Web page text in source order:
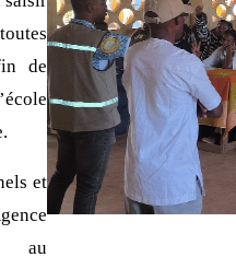
de
et
au